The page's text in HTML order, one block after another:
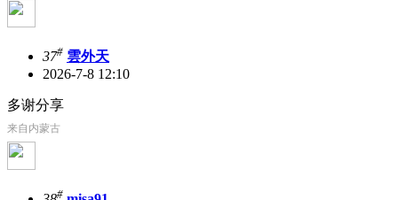
37# 雲外天
2026-7-8 12:10
多谢分享
来自内蒙古
#